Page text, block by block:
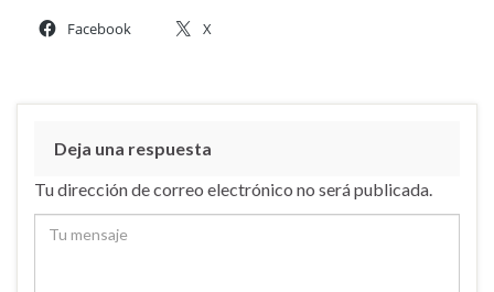
Facebook X
Deja una respuesta
Tu dirección de correo electrónico no será publicada.